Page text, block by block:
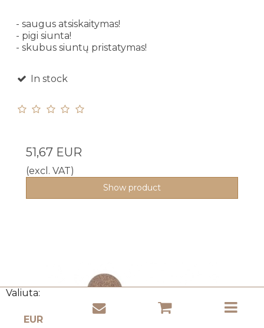
Valiuta:
- saugus atsiskaitymas!
- pigi siunta!
- skubus siuntų pristatymas!
In stock
51,67 EUR
(excl. VAT)
Show product